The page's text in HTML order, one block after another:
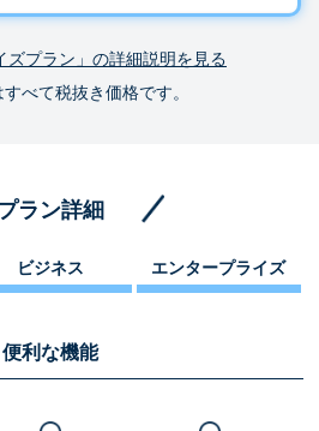
ズプラン」の詳細説明を見る
べて税抜き価格です。
ラン詳細
ビジネス エンタープライズ
便利な機能